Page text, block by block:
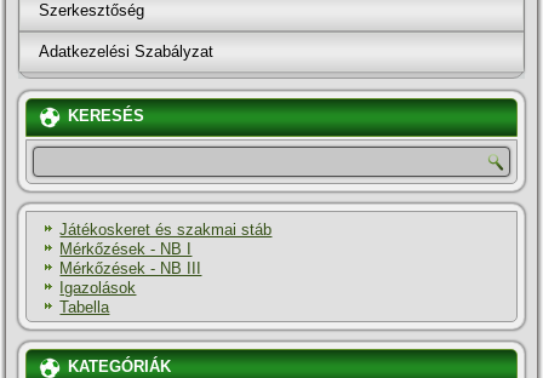
Szerkesztőség
Adatkezelési Szabályzat
KERESÉS
Játékoskeret és szakmai stáb
Mérkőzések - NB I
Mérkőzések - NB III
Igazolások
Tabella
KATEGÓRIÁK